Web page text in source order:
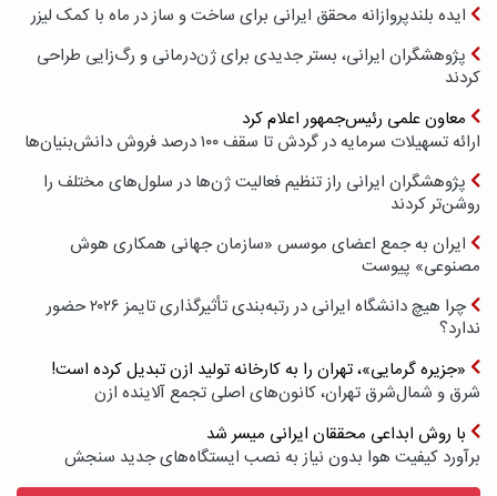
ایده بلندپروازانه محقق ایرانی برای ساخت و ساز در ماه با کمک لیزر
پژوهشگران ایرانی، بستر جدیدی برای ژن‌درمانی و رگ‌زایی طراحی
کردند
معاون علمی رئیس‌جمهور اعلام کرد
ارائه تسهیلات سرمایه در گردش تا سقف ۱۰۰ درصد فروش دانش‌بنیان‌ها
پژوهشگران ایرانی راز تنظیم فعالیت ژن‌ها در سلول‌های مختلف را
روشن‌تر کردند
ایران به جمع اعضای موسس «سازمان جهانی همکاری هوش
مصنوعی» پیوست
چرا هیچ دانشگاه ایرانی در رتبه‌بندی تأثیرگذاری تایمز ۲۰۲۶ حضور
ندارد؟
«جزیره گرمایی»، تهران را به کارخانه تولید ازن تبدیل کرده است!
شرق و شمال‌شرق تهران، کانون‌های اصلی تجمع آلاینده ازن
با روش ابداعی محققان ایرانی میسر شد
برآورد کیفیت هوا بدون نیاز به نصب ایستگاه‌های جدید سنجش